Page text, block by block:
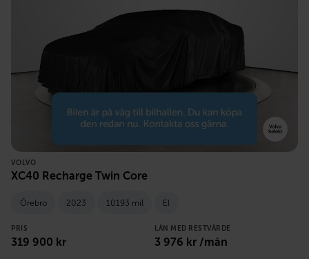
VOLVO
XC40 Recharge Twin Core
Örebro 2023 10193 mil El
PRIS
319 900 kr
LÅN MED RESTVÄRDE
3 976 kr /mån